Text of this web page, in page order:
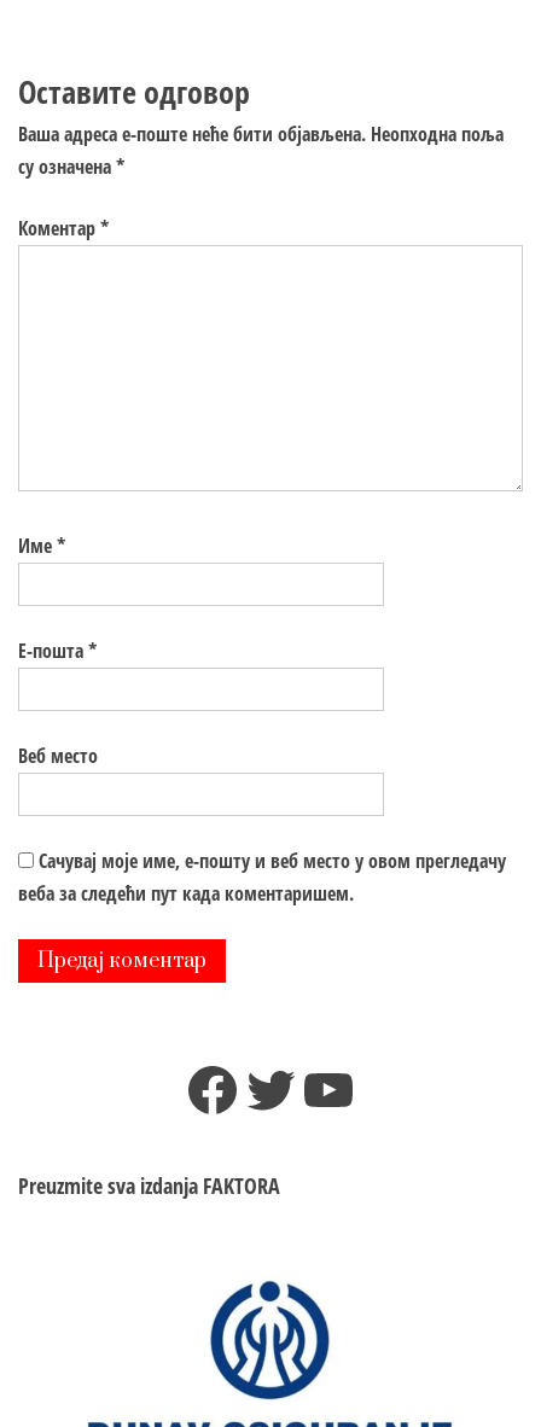
Оставите одговор
Ваша адреса е-поште неће бити објављена. Неопходна поља
су означена*
Коментар*
Име*
Е-пошта*
Веб место
Сачувај моје име, е-пошту и веб место у овом прегледачу
веба за следећи пут када коментаришем.
Facebook
TwitterYouTube
Preuzmite sva izdanja FAKTORA